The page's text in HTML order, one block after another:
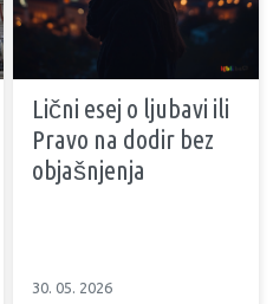
Lični esej o ljubavi ili
Pravo na dodir bez
objašnjenja
30. 05. 2026